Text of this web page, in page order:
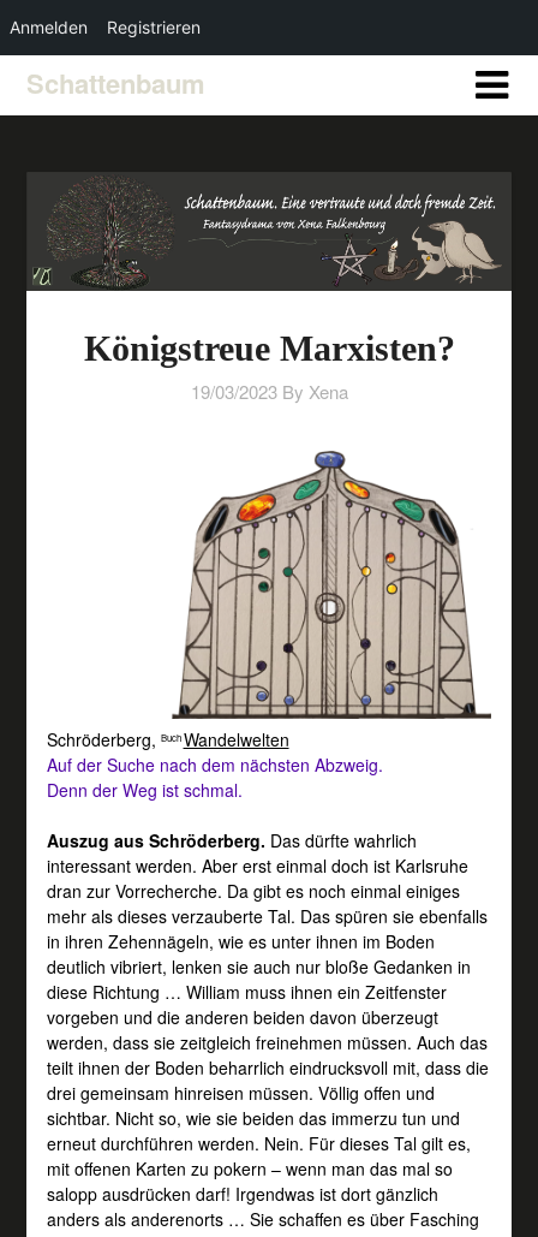
Schattenbaum
Königstreue Marxisten?
19/03/2023 By Xena
Schröderberg, BuchWandelwelten
Auf der Suche nach dem nächsten Abzweig.
Denn der Weg ist schmal.
Auszug aus Schröderberg. Das dürfte wahrlich
interessant werden. Aber erst einmal doch ist Karlsruhe
dran zur Vorrecherche. Da gibt es noch einmal einiges
mehr als dieses verzauberte Tal. Das spüren sie ebenfalls
in ihren Zehennägeln, wie es unter ihnen im Boden
deutlich vibriert, lenken sie auch nur bloße Gedanken in
diese Richtung … William muss ihnen ein Zeitfenster
vorgeben und die anderen beiden davon überzeugt
werden, dass sie zeitgleich freinehmen müssen. Auch das
teilt ihnen der Boden beharrlich eindrucksvoll mit, dass die
drei gemeinsam hinreisen müssen. Völlig offen und
sichtbar. Nicht so, wie sie beiden das immerzu tun und
erneut durchführen werden. Nein. Für dieses Tal gilt es,
mit offenen Karten zu pokern – wenn man das mal so
salopp ausdrücken darf! Irgendwas ist dort gänzlich
anders als anderenorts … Sie schaffen es über Fasching
Anmelden Registrieren